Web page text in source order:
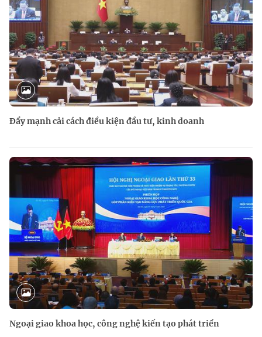
Đẩy mạnh cải cách điều kiện đầu tư, kinh doanh
Ngoại giao khoa học, công nghệ kiến tạo phát triển